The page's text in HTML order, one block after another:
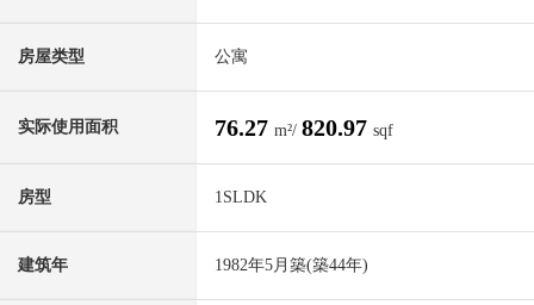
房屋类型 公寓
实际使用面积 76.27 m²/ 820.97 sqf
房型 1SLDK
建筑年 1982年5月築(築44年)